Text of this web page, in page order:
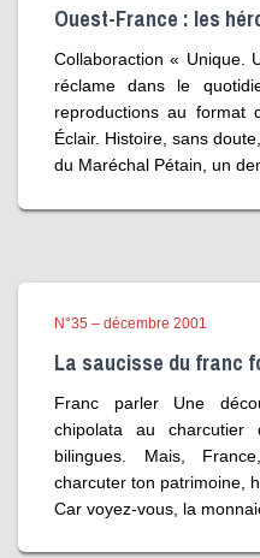
Ouest-France : les
Collaboraction « Unique.
réclame dans le
reproductions au format
Éclair. Histoire, sans
du Maréchal Pétain, un
N°35 – décembre 2001
La saucisse du franc
Franc parler Une
chipolata au
bilingues. Mais,
charcuter ton patrimoine,
Car voyez-vous, la